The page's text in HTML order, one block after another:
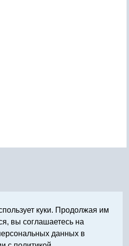
куки. Продолжая им
вы соглашаетесь на
данных в